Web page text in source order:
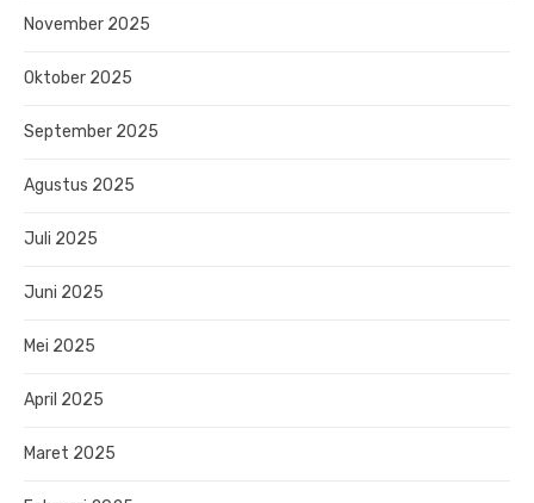
November 2025
Oktober 2025
September 2025
Agustus 2025
Juli 2025
Juni 2025
Mei 2025
April 2025
Maret 2025